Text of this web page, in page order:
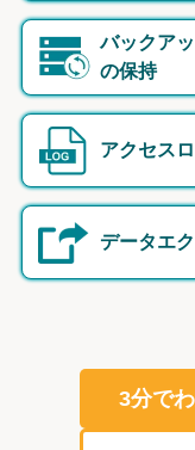
バックア
の保持
アクセス
データエ
3分で